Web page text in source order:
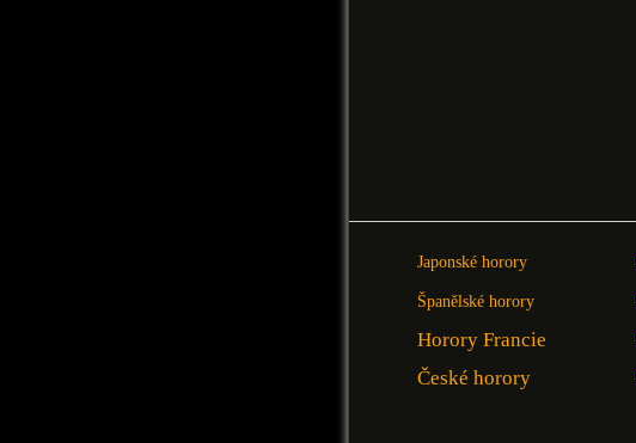
Japonské horory
Španělské horory
Horory Francie
České horory